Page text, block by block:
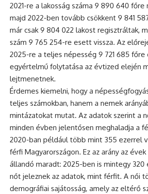
2021-re a lakosság száma 9 890 640
majd 2022-ben tovább csökkent 9 841
már csak 9 804 022 lakost regisztráltak,
szám 9 765 254-re esett vissza. Az
2025-re a teljes népesség 9 721 685 főre
egyértelmű folytatása az évtized elején
lejtmenetnek.
Érdemes kiemelni, hogy a
teljes számokban, hanem a nemek
mintázatokat mutat. Az adatok szerint a
minden évben jelentősen meghaladja a
2020-ban például több mint 355 ezerrel
férfi Magyarországon. Ez az arány az
állandó maradt: 2025-ben is mintegy
nőt jeleznek az adatok, mint férfit. A női
demográfiai sajátosság, amely az eltérő